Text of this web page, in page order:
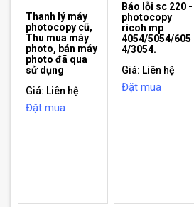
Thanh lý máy
photocopy cũ,
Thu mua máy
photo, bán máy
photo đã qua
sử dụng
Giá: Liên hệ
Đặt mua
Báo lỗi sc 220 -
photocopy
ricoh mp
4054/5054/605
4/3054.
Giá: Liên hệ
Đặt mua